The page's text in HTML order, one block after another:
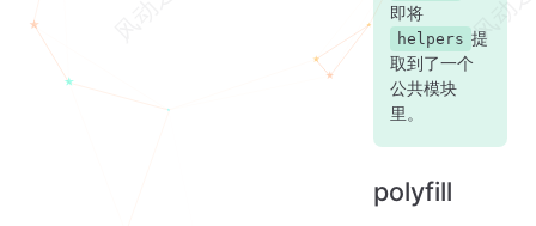
即将
helpers 提
取到了一个
公共模块
里。
polyfill